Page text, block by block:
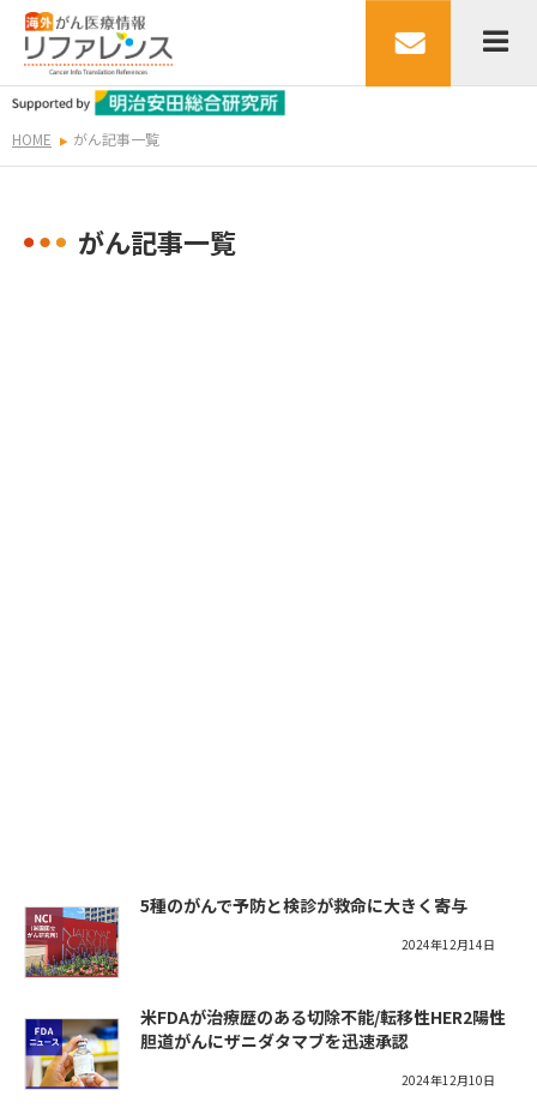
HOME がん記事一覧
がん記事一覧
5種のがんで予防と検診が救命に大きく寄与
2024年12月14日
米FDAが治療歴のある切除不能/転移性HER2陽性
胆道がんにザニダタマブを迅速承認
2024年12月10日